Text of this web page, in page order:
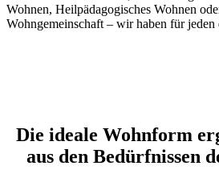
Wohnen, Heilpädagogisches Wohnen
Wohngemeinschaft – wir haben für jeden
Die ideale Wohnform
aus den Bedürfnissen